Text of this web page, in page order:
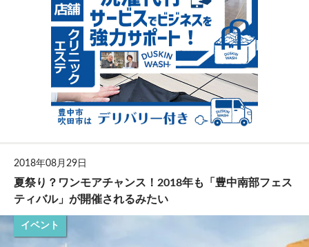
2018年08月29日
夏祭り？ワンモアチャンス！2018年も「豊中南部フェス
ティバル」が開催されるみたい
イベント